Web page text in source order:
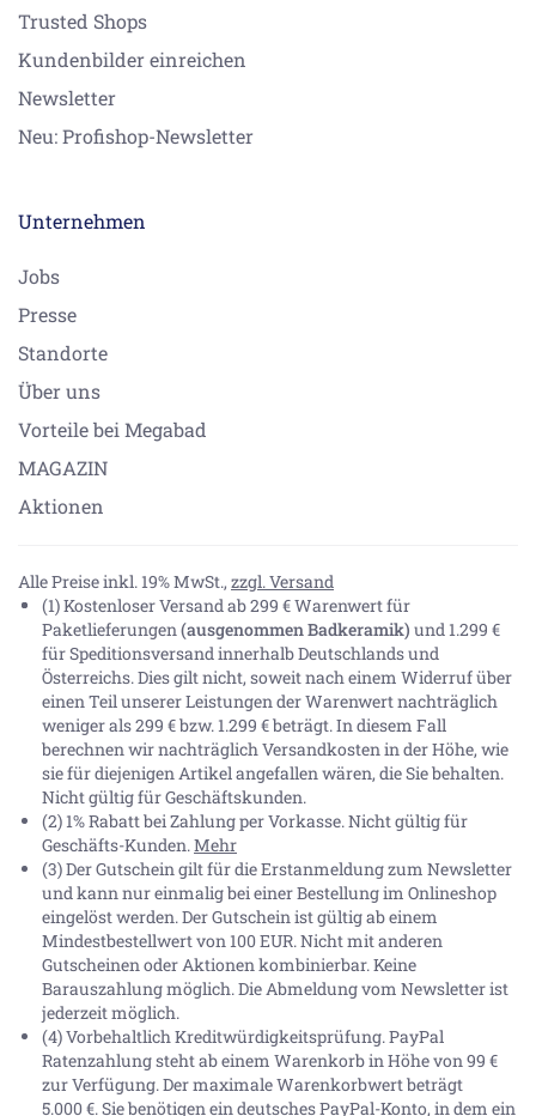
Trusted Shops
Kundenbilder einreichen
Newsletter
Neu: Profishop-Newsletter
Unternehmen
Jobs
Presse
Standorte
Über uns
Vorteile bei Megabad
MAGAZIN
Aktionen
Alle Preise inkl. 19% MwSt., zzgl. Versand
(1) Kostenloser Versand ab 299 € Warenwert für
Paketlieferungen(ausgenommen Badkeramik) und 1.299 €
für Speditionsversand innerhalb Deutschlands und
Österreichs. Dies gilt nicht, soweit nach einem Widerruf über
einen Teil unserer Leistungen der Warenwert nachträglich
weniger als 299 € bzw. 1.299 € beträgt. In diesem Fall
berechnen wir nachträglich Versandkosten in der Höhe, wie
sie für diejenigen Artikel angefallen wären, die Sie behalten.
Nicht gültig für Geschäftskunden.
(2) 1% Rabatt bei Zahlung per Vorkasse. Nicht gültig für
Geschäfts-Kunden.Mehr
(3) Der Gutschein gilt für die Erstanmeldung zum Newsletter
und kann nur einmalig bei einer Bestellung im Onlineshop
eingelöst werden. Der Gutschein ist gültig ab einem
Mindestbestellwert von 100 EUR. Nicht mit anderen
Gutscheinen oder Aktionen kombinierbar. Keine
Barauszahlung möglich. Die Abmeldung vom Newsletter ist
jederzeit möglich.
(4) Vorbehaltlich Kreditwürdigkeitsprüfung. PayPal
Ratenzahlung steht ab einem Warenkorb in Höhe von99 €
zur Verfügung. Der maximale Warenkorbwert beträgt
5.000 €. Sie benötigen ein deutsches PayPal-Konto, in dem ein